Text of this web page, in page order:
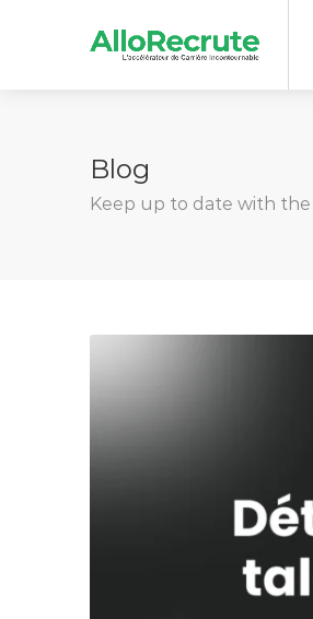
Blog
Keep up to date with